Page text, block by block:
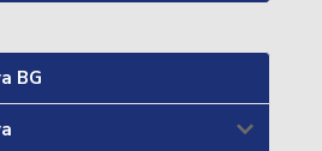
BG